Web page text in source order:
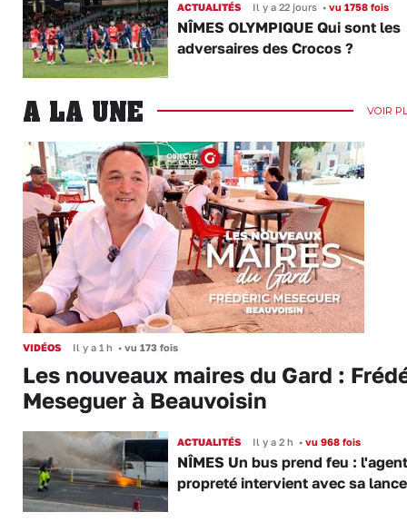
ACTUALITÉS Il y a 22 jours •vu 1758 fois
NÎMES OLYMPIQUE Qui sont les
adversaires des Crocos ?
A LA UNE VOIR
VIDÉOS Il y a 1 h • vu 173 fois
Les nouveaux maires du Gard :
Meseguer à Beauvoisin
ACTUALITÉS Il y a 2 h •vu 968 fois
NÎMES Un bus prend feu :
propreté intervient avec sa lance